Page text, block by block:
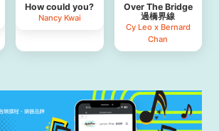
How could you?
Nancy Kwai
Over The Bridge
過橋界線
Cy Leo x Bernard
Chan